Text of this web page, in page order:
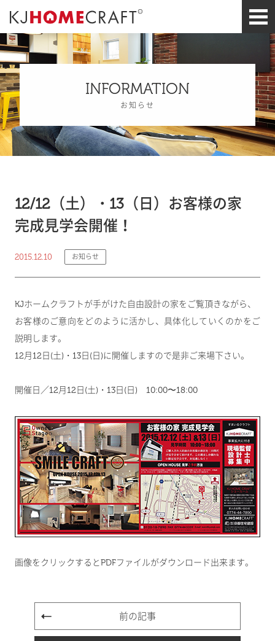
INFORMATION
お知らせ
12/12（土）・13（日）お客様の家
完成見学会開催！
2015.12.10 お知らせ
KJホームクラフトが手がけた自由設計の家をご覧頂きながら、
お客様のご意向をどのように活かし、具体化していくのかをご
説明します。
12月12日(土)・13日(日)に開催しますので是非ご来場下さい。
開催日／12月12日(土)・13日(日) 10:00〜18:00
画像をクリックするとPDFファイルがダウンロード出来ます。
前の記事